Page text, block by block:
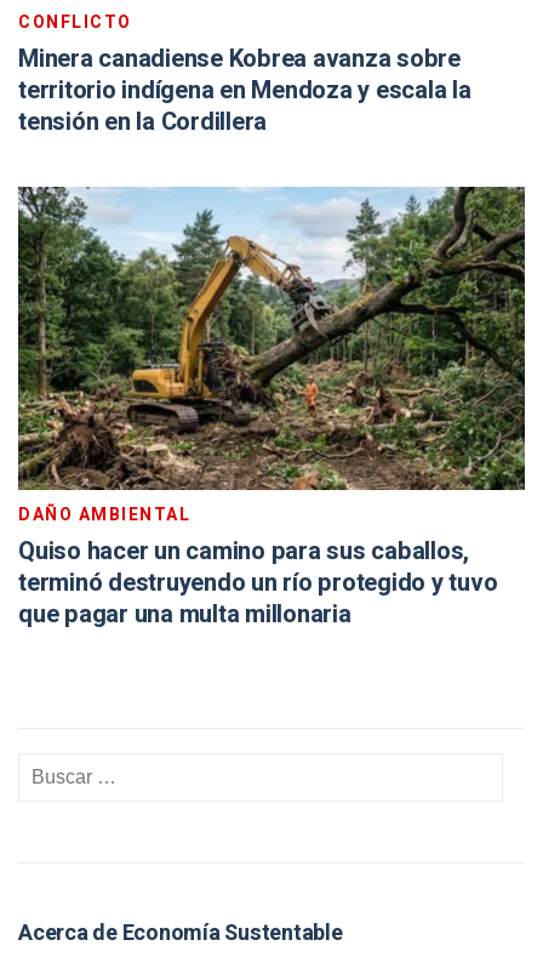
CONFLICTO
Minera canadiense Kobrea avanza sobre
territorio indígena en Mendoza y escala la
tensión en la Cordillera
DAÑO AMBIENTAL
Quiso hacer un camino para sus caballos,
terminó destruyendo un río protegido y tuvo
que pagar una multa millonaria
Acerca de Economía Sustentable